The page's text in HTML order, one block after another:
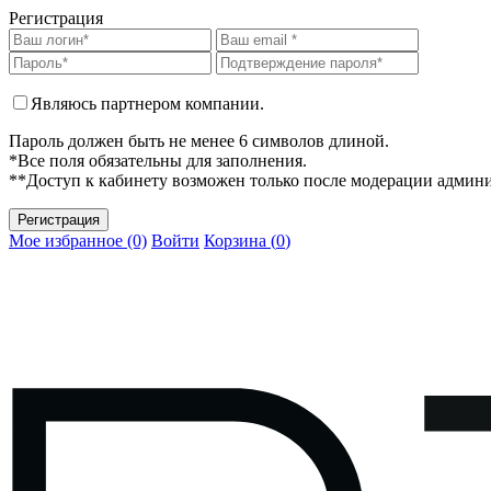
Регистрация
Являюсь партнером компании.
Пароль должен быть не менее 6 символов длиной.
*Все поля обязательны для заполнения.
**Доступ к кабинету возможен только после модерации
Мое избранное (0) Войти Корзина (0)